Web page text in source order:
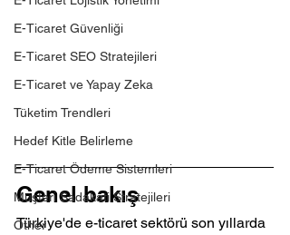
E-Ticaret Güvenliği
E-Ticaret SEO Stratejileri
E-Ticaret ve Yapay Zeka
Tüketim Trendleri
Hedef Kitle Belirleme
E-Ticaret Ödeme Sistemleri
Müşteri Sadakati Stratejileri
Other
Genel bakış
Türkiye'de e-ticaret sektörü son yıllarda